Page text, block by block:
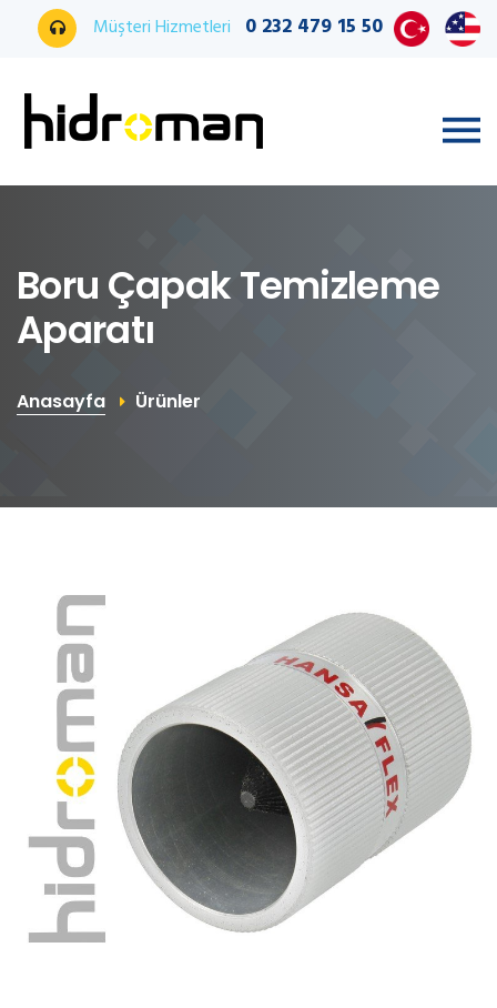
Müşteri Hizmetleri 0 232 479 15 50
Boru Çapak Temizleme
Aparatı
Anasayfa Ürünler